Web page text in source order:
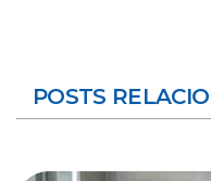
POSTS